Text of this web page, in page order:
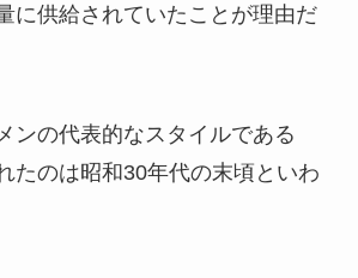
に供給されていたことが理由だ
ンの代表的なスタイルである
たのは昭和30年代の末頃といわ